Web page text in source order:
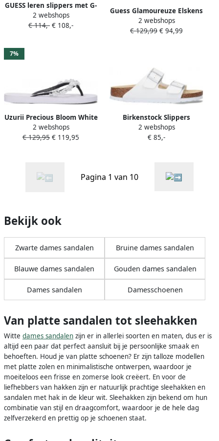
GUESS leren slippers met G-
logo wit
2 webshops
€ 114,- € 108,-
Guess Glamoureuze Elskens
Hoge Hak Sandalen White
Dames
2 webshops
€ 129,99 € 94,99
7%
Uzurii Precious Bloom White
Dames Slippers White | Wit
| Precious Bloom White
2 webshops
€ 129,95 € 119,95
Birkenstock Slippers
ARIZONA BF in
schoenwijdte smal met
2 webshops
€ 85,-
Pagina 1 van 10
Bekijk ook
Zwarte dames sandalen Bruine dames sandalen
Blauwe dames sandalen Gouden dames sandalen
Dames sandalen Damesschoenen
Van platte sandalen tot sleehakken
Witte dames sandalen zijn er in allerlei soorten en maten, dus er is
altijd een paar dat perfect aansluit bij je persoonlijke smaak en
behoeften. Houd je van platte schoenen? Er zijn talloze modellen
met platte zolen en minimalistische ontwerpen, waardoor je
moeiteloos een frisse en zomerse look creëert. En voor de
liefhebbers van hakken zijn er natuurlijk prachtige sleehakken en
sandalen met hak in de kleur wit. Sleehakken zijn bekend om hun
combinatie van stijl en draagcomfort, waardoor je de hele dag
zelfverzekerd en prettig op je schoenen staat.